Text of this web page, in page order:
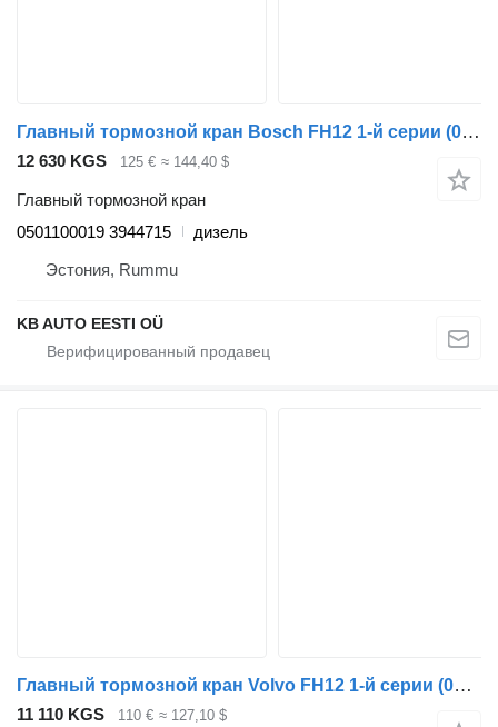
Главный тормозной кран Bosch FH12 1-й серии (01.93-12.02) 0501100019 для грузовика Volvo FH12, FH16, NH12, FH, VNL780 (1993-2014)
12 630 KGS 125 € ≈ 144,40 $
Главный тормозной кран
0501100019 3944715
дизель
Эстония, Rummu
KB AUTO EESTI OÜ
Главный тормозной кран Volvo FH12 1-й серии (01.93-12.02) 4728800320 для грузовика Volvo FH12, FH16, NH12, FH, VNL780 (1993-2014)
11 110 KGS 110 € ≈ 127,10 $